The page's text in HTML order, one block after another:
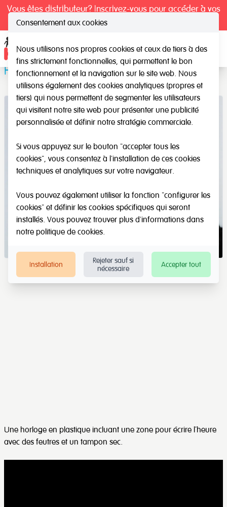
Vous êtes distributeur? Inscrivez-vous pour accéder à vos
tarifs exclusifs.
Horloges manuelles
Une horloge en plastique incluant une zone pour écrire l´heure
avec des feutres et un tampon sec.
Consentement aux cookies
Nous utilisons nos propres cookies et ceux de tiers à des
fins strictement fonctionnelles, qui permettent le bon
fonctionnement et la navigation sur le site web. Nous
utilisons également des cookies analytiques (propres et
tiers) qui nous permettent de segmenter les utilisateurs
qui visitent notre site web pour présenter une publicité
personnalisée et définir notre stratégie commerciale.
Si vous appuyez sur le bouton "accepter tous les
cookies", vous consentez à l'installation de ces cookies
techniques et analytiques sur votre navigateur.
Vous pouvez également utiliser la fonction "configurer les
cookies" et définir les cookies spécifiques qui seront
installés. Vous pouvez trouver plus d'informations dans
notre politique de cookies.
Installation
Rejeter sauf si
nécessaire
Accepter tout